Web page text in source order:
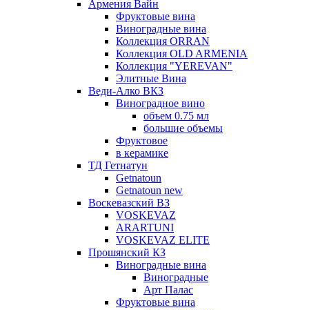
Армения Вайн
Фруктовые вина
Виноградные вина
Коллекция ORRAN
Коллекция OLD ARMENIA
Коллекция "YEREVAN"
Элитные Вина
Веди-Алко ВКЗ
Виноградное вино
объем 0.75 мл
большие объемы
Фруктовое
в керамике
ТД Гетнатун
Getnatoun
Getnatoun new
Воскевазский ВЗ
VOSKEVAZ
ARARTUNI
VOSKEVAZ ELITE
Прошянский КЗ
Виноградные вина
Виноградные
Арт Палас
Фруктовые вина